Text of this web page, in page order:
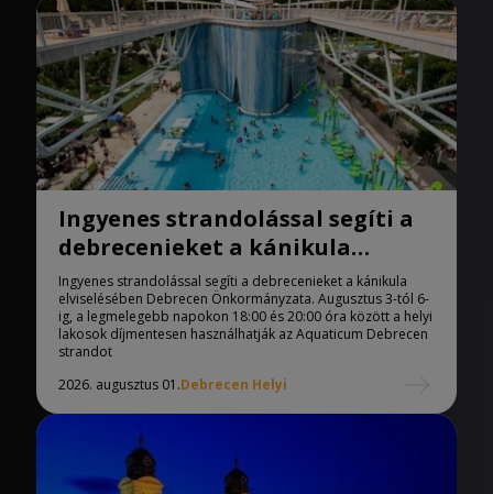
Ingyenes strandolással segíti a
debrecenieket a kánikula
elviselésében az önkormányzat
Ingyenes strandolással segíti a debrecenieket a kánikula
elviselésében Debrecen Önkormányzata. Augusztus 3-tól 6-
ig, a legmelegebb napokon 18:00 és 20:00 óra között a helyi
lakosok díjmentesen használhatják az Aquaticum Debrecen
strandot
2026. augusztus 01.Debrecen Helyi